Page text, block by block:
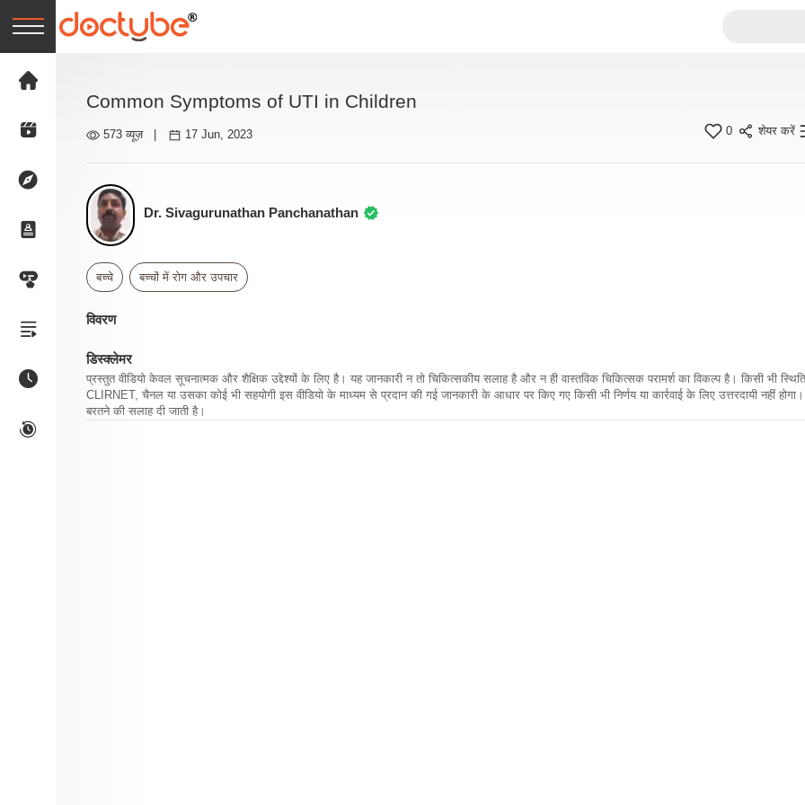
Common Symptoms of UTI in Children
573 व्यूज़ 17 Jun, 2023 0 शेयर करें
Dr. Sivagurunathan Panchanathan
बच्चे बच्चों में रोग और उपचार
विवरण
डिस्क्लेमर
प्रस्तुत वीडियो केवल सूचनात्मक और शैक्षिक उद्देश्यों के लिए है। यह जानकारी न तो चिकित्सकीय सलाह है और न ही वास्तविक चिकित्सक परामर्श का विकल्प है। किसी भी
CLIRNET, चैनल या उसका कोई भी सहयोगी इस वीडियो के माध्यम से प्रदान की गई जानकारी के आधार पर किए गए किसी भी निर्णय या कार्रवाई के लिए उत्तरदायी नहीं होगा।
बरतने की सलाह दी जाती है।